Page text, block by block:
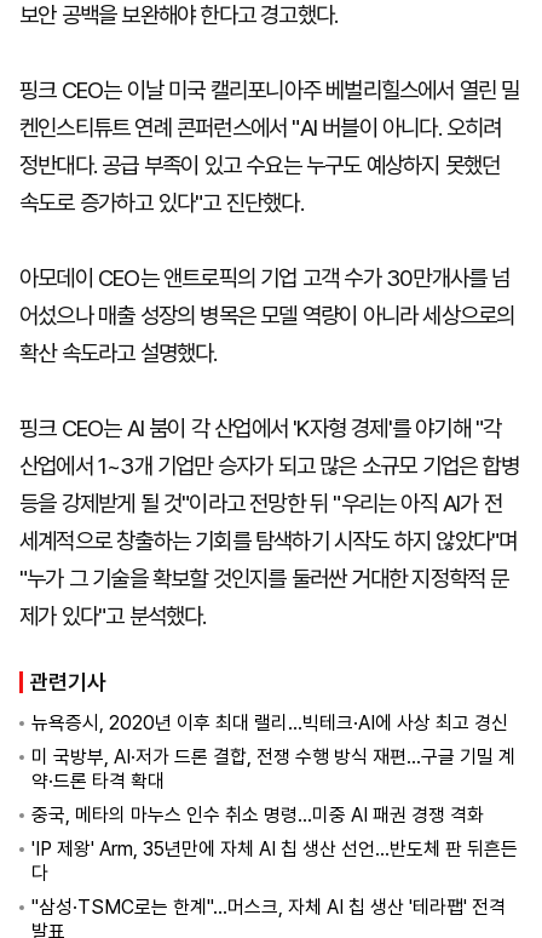
보안 공백을 보완해야 한다고 경고했다.
핑크 CEO는 이날 미국 캘리포니아주 베벌리힐스에서 열린 밀
켄인스티튜트 연례 콘퍼런스에서 "AI 버블이 아니다. 오히려
정반대다. 공급 부족이 있고 수요는 누구도 예상하지 못했던
속도로 증가하고 있다"고 진단했다.
아모데이 CEO는 앤트로픽의 기업 고객 수가 30만개사를 넘
어섰으나 매출 성장의 병목은 모델 역량이 아니라 세상으로의
확산 속도라고 설명했다.
핑크 CEO는 AI 붐이 각 산업에서 'K자형 경제'를 야기해 "각
산업에서 1~3개 기업만 승자가 되고 많은 소규모 기업은 합병
등을 강제받게 될 것"이라고 전망한 뒤 "우리는 아직 AI가 전
세계적으로 창출하는 기회를 탐색하기 시작도 하지 않았다"며
"누가 그 기술을 확보할 것인지를 둘러싼 거대한 지정학적 문
제가 있다"고 분석했다.
관련기사
뉴욕증시, 2020년 이후 최대 랠리…빅테크·AI에 사상 최고 경신
미 국방부, AI·저가 드론 결합, 전쟁 수행 방식 재편…구글 기밀 계
약·드론 타격 확대
중국, 메타의 마누스 인수 취소 명령…미중 AI 패권 경쟁 격화
'IP 제왕' Arm, 35년만에 자체 AI 칩 생산 선언…반도체 판 뒤흔든
다
"삼성·TSMC로는 한계"…머스크, 자체 AI 칩 생산 '테라팹' 전격
발표